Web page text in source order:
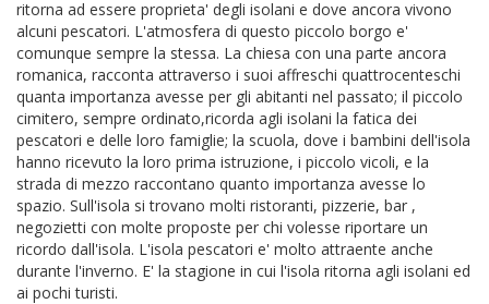
ritorna ad essere proprieta' degli isolani e dove ancora vivono
alcuni pescatori. L'atmosfera di questo piccolo borgo e'
comunque sempre la stessa. La chiesa con una parte ancora
romanica, racconta attraverso i suoi affreschi quattrocenteschi
quanta importanza avesse per gli abitanti nel passato; il piccolo
cimitero, sempre ordinato,ricorda agli isolani la fatica dei
pescatori e delle loro famiglie; la scuola, dove i bambini dell'isola
hanno ricevuto la loro prima istruzione, i piccolo vicoli, e la
strada di mezzo raccontano quanto importanza avesse lo
spazio. Sull'isola si trovano molti ristoranti, pizzerie, bar ,
negozietti con molte proposte per chi volesse riportare un
ricordo dall'isola. L'isola pescatori e' molto attraente anche
durante l'inverno. E' la stagione in cui l'isola ritorna agli isolani ed
ai pochi turisti.